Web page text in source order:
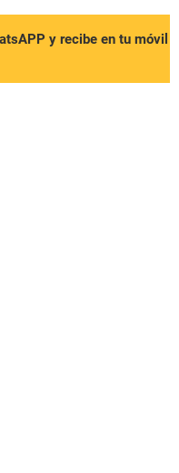
y recibe en tu móvil